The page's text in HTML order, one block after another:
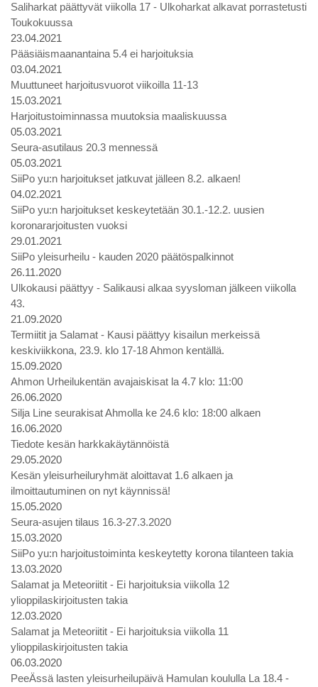
Saliharkat päättyvät viikolla 17 - Ulkoharkat alkavat porrastetusti
Toukokuussa
23.04.2021
Pääsiäismaanantaina 5.4 ei harjoituksia
03.04.2021
Muuttuneet harjoitusvuorot viikoilla 11-13
15.03.2021
Harjoitustoiminnassa muutoksia maaliskuussa
05.03.2021
Seura-asutilaus 20.3 mennessä
05.03.2021
SiiPo yu:n harjoitukset jatkuvat jälleen 8.2. alkaen!
04.02.2021
SiiPo yu:n harjoitukset keskeytetään 30.1.-12.2. uusien
koronararjoitusten vuoksi
29.01.2021
SiiPo yleisurheilu - kauden 2020 päätöspalkinnot
26.11.2020
Ulkokausi päättyy - Salikausi alkaa syysloman jälkeen viikolla
43.
21.09.2020
Termiitit ja Salamat - Kausi päättyy kisailun merkeissä
keskiviikkona, 23.9. klo 17-18 Ahmon kentällä.
15.09.2020
Ahmon Urheilukentän avajaiskisat la 4.7 klo: 11:00
26.06.2020
Silja Line seurakisat Ahmolla ke 24.6 klo: 18:00 alkaen
16.06.2020
Tiedote kesän harkkakäytännöistä
29.05.2020
Kesän yleisurheiluryhmät aloittavat 1.6 alkaen ja
ilmoittautuminen on nyt käynnissä!
15.05.2020
Seura-asujen tilaus 16.3-27.3.2020
15.03.2020
SiiPo yu:n harjoitustoiminta keskeytetty korona tilanteen takia
13.03.2020
Salamat ja Meteoriitit - Ei harjoituksia viikolla 12
ylioppilaskirjoitusten takia
12.03.2020
Salamat ja Meteoriitit - Ei harjoituksia viikolla 11
ylioppilaskirjoitusten takia
06.03.2020
PeeÄssä lasten yleisurheilupäivä Hamulan koululla La 18.4 -